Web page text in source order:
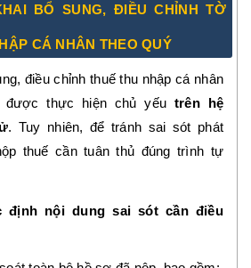
BỔ SUNG, ĐIỀU CHỈNH TỜ
CÁ NHÂN THEO QUÝ
điều chỉnh thuế thu nhập cá nhân
được thực hiện chủ yếu trên hệ
. Tuy nhiên, để tránh sai sót phát
thuế cần tuân thủ đúng trình tự
định nội dung sai sót cần điều